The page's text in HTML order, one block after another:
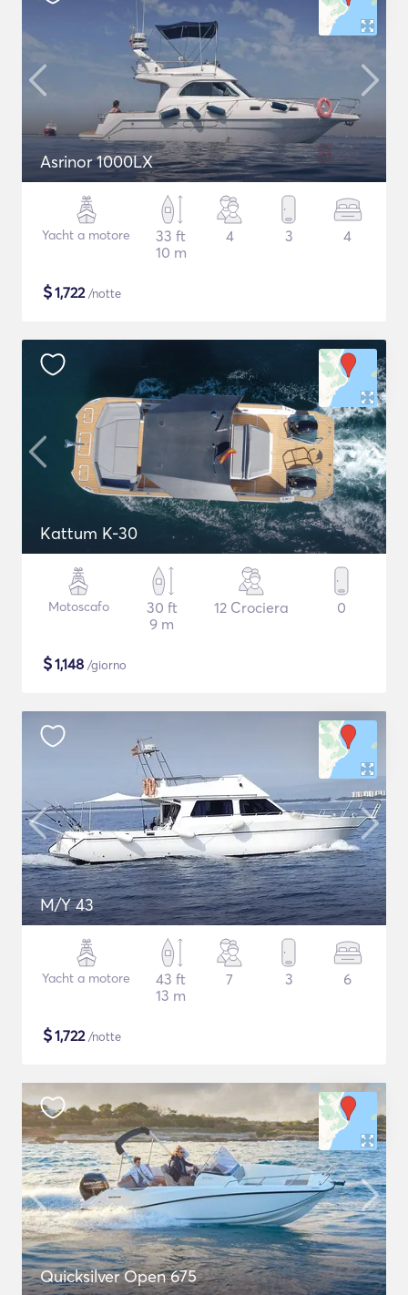
Asrinor 1000LX
Yacht a motore
33 ft
10 m
4 3 4
$1,722/notte
Kattum K-30
Motoscafo
30 ft
9 m
12 Crociera 0
$1,148 /giorno
M/Y 43
Yacht a motore
43 ft
13 m
7 3 6
$1,722/notte
Quicksilver Open 675